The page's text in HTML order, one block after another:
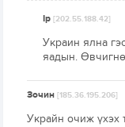
Ip[202.55.188.42]
Украин ялна
яадын.
Зочин[185.36.195.206]
Украйн очиж үхэх